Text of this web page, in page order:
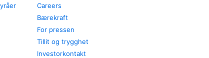
Careers
Bærekraft
For pressen
Tillit og trygghet
Investorkontakt